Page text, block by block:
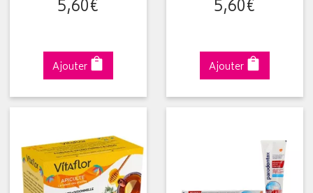
5,60€
Ajouter
5,60€
Ajouter